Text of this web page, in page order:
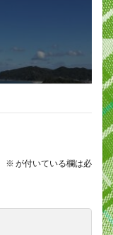
※ が付いている欄は必